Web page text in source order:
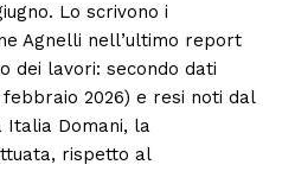
Lo scrivono i
Agnelli nell’ultimo report
dei lavori: secondo dati
2026) e resi noti dal
Domani, la
rispetto al